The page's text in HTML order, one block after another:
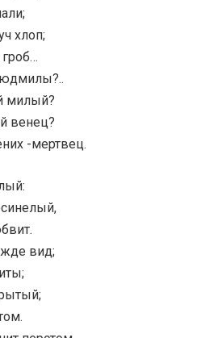
хлоп;
милый?
венец?
-мертвец.
вид;